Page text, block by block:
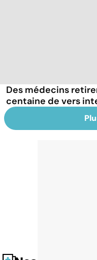
Des médecins
centaine de vers